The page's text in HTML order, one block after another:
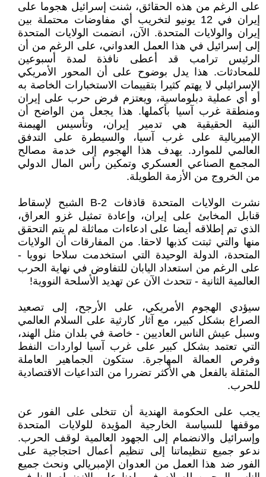
على الرغم من هذه الحقائق، شنت إسرائيل هجوما على
إيران في 12 يونيو لتخريب أي مفاوضات محتملة بين
إيران والولايات المتحدة. الآن، انضمت الولايات المتحدة
إلى إسرائيل في هذا العمل العدواني، على الرغم من أن
الرئيس ترامب قد أعطى نافذة لمدة أسبوعين
للمحادثات. هذا يدل بوضوح على أن المحور الأمريكي
الإسرائيلي لا يهتم كثيرا بتقييمات الاستخبارات الخاصة به
أو أي عملية دبلوماسية، ويعتزم فرض حرب على إيران
ومنطقة غرب آسيا بأكملها. هذا يجعل من الواضح أن
النية الحقيقية هي تدمير إيران، وتأسيس الهيمنة
الإمبريالية على غرب آسيا، والسيطرة على التدفق
العالمي للموارد. يهدف هذا الهجوم إلى خدمة مصالح
المجمع الصناعي العسكري وتمكين رأس المال الدولي
من الخروج من الأزمة الطويلة.
نشرت الولايات المتحدة قاذفات B-2 الشبح لإسقاط
قنابل المخابئ على إيران، وإعادة تمثيل غزو العراق،
الذي تم إطلاقه أيضا على ادعاءات مماثلة لم يتم التحقق
منها والتي ثبتت كذبها لاحقا. من المفارقات أن الولايات
المتحدة، الدولة الوحيدة التي استخدمت سلاحا نوويا -
على الرغم من استعداد اليابان للتفاوض في نهاية الحرب
العالمية الثانية - تتحدث الآن عن تهديد الأسلحة النووية!
سيؤدي الهجوم الأمريكي، على الأرجح، إلى تصعيد
الصراع بشكل كبير، مع آثار كارثية على السلام العالمي
وسبل عيش الناس العاديين - خاصة في بلدان مثل الهند،
التي تعتمد بشكل كبير على غرب آسيا لواردات النفط
وفرص العمالة المهاجرة. ستكون الجماهير العاملة
المثقلة بالفعل هي الأكثر تضررا من التداعيات الاقتصادية
للحرب.
يجب على الحكومة الهندية أن تتخلى على الفور عن
موقفها للسياسة الخارجية المؤيدة للولايات المتحدة
وإسرائيل والانضمام إلى الجهود العالمية لوقف الحرب.
ندعو جميع تنظيماتنا إلى تنظيم أعمال احتجاجية على
الفور ضد هذا العمل من العدوان الإمبريالي ونحث جميع